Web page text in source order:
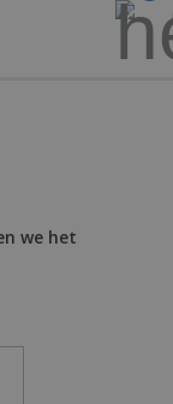
we het